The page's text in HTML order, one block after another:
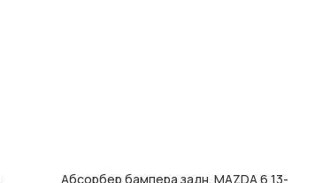
ЧИТАТИ ДАЛІ
Абсорбер бампера задн. MAZDA 6 13-